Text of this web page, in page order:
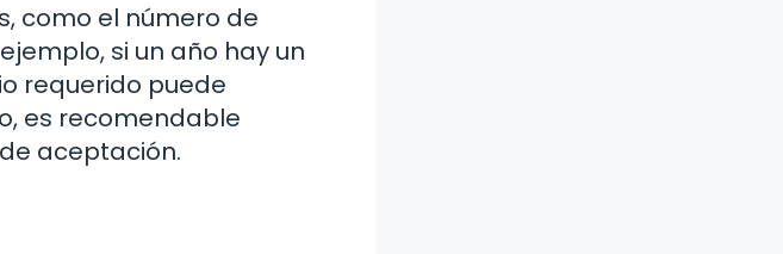
como el número de
si un año hay un
requerido puede
es recomendable
aceptación.